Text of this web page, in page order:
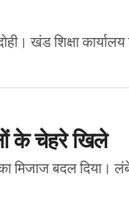
खंड शिक्षा
के चेहरे खिले
मिजाज बदल दिया।